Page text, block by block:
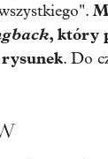
, który
. Do